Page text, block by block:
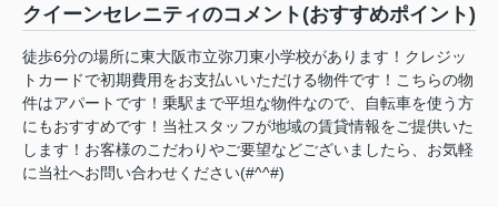
クイーンセレニティのコメント(おすすめポイント)
徒歩6分の場所に東大阪市立弥刀東小学校があります！クレジッ
トカードで初期費用をお支払いいただける物件です！こちらの物
件はアパートです！乗駅まで平坦な物件なので、自転車を使う方
にもおすすめです！当社スタッフが地域の賃貸情報をご提供いた
します！お客様のこだわりやご要望などございましたら、お気軽
に当社へお問い合わせください(#^^#)